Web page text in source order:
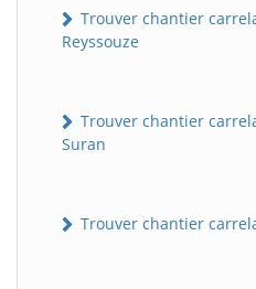
Trouver chantier
Reyssouze
Trouver chantier
Suran
Trouver chantier